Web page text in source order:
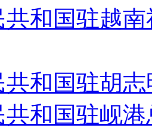
共和国驻越
共和国驻胡
共和国驻岘